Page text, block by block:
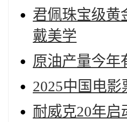
君佩珠宝级黄
戴美学
原油产量今年
2025中国电
耐威克20年启